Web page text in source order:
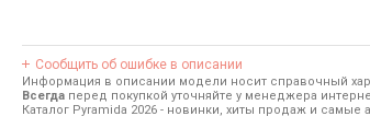
Сообщить об ошибке в описании
Информация в описании модели носит справочный
Всегда перед покупкой уточняйте у менеджера
Каталог Pyramida 2026 - новинки, хиты продаж и самые